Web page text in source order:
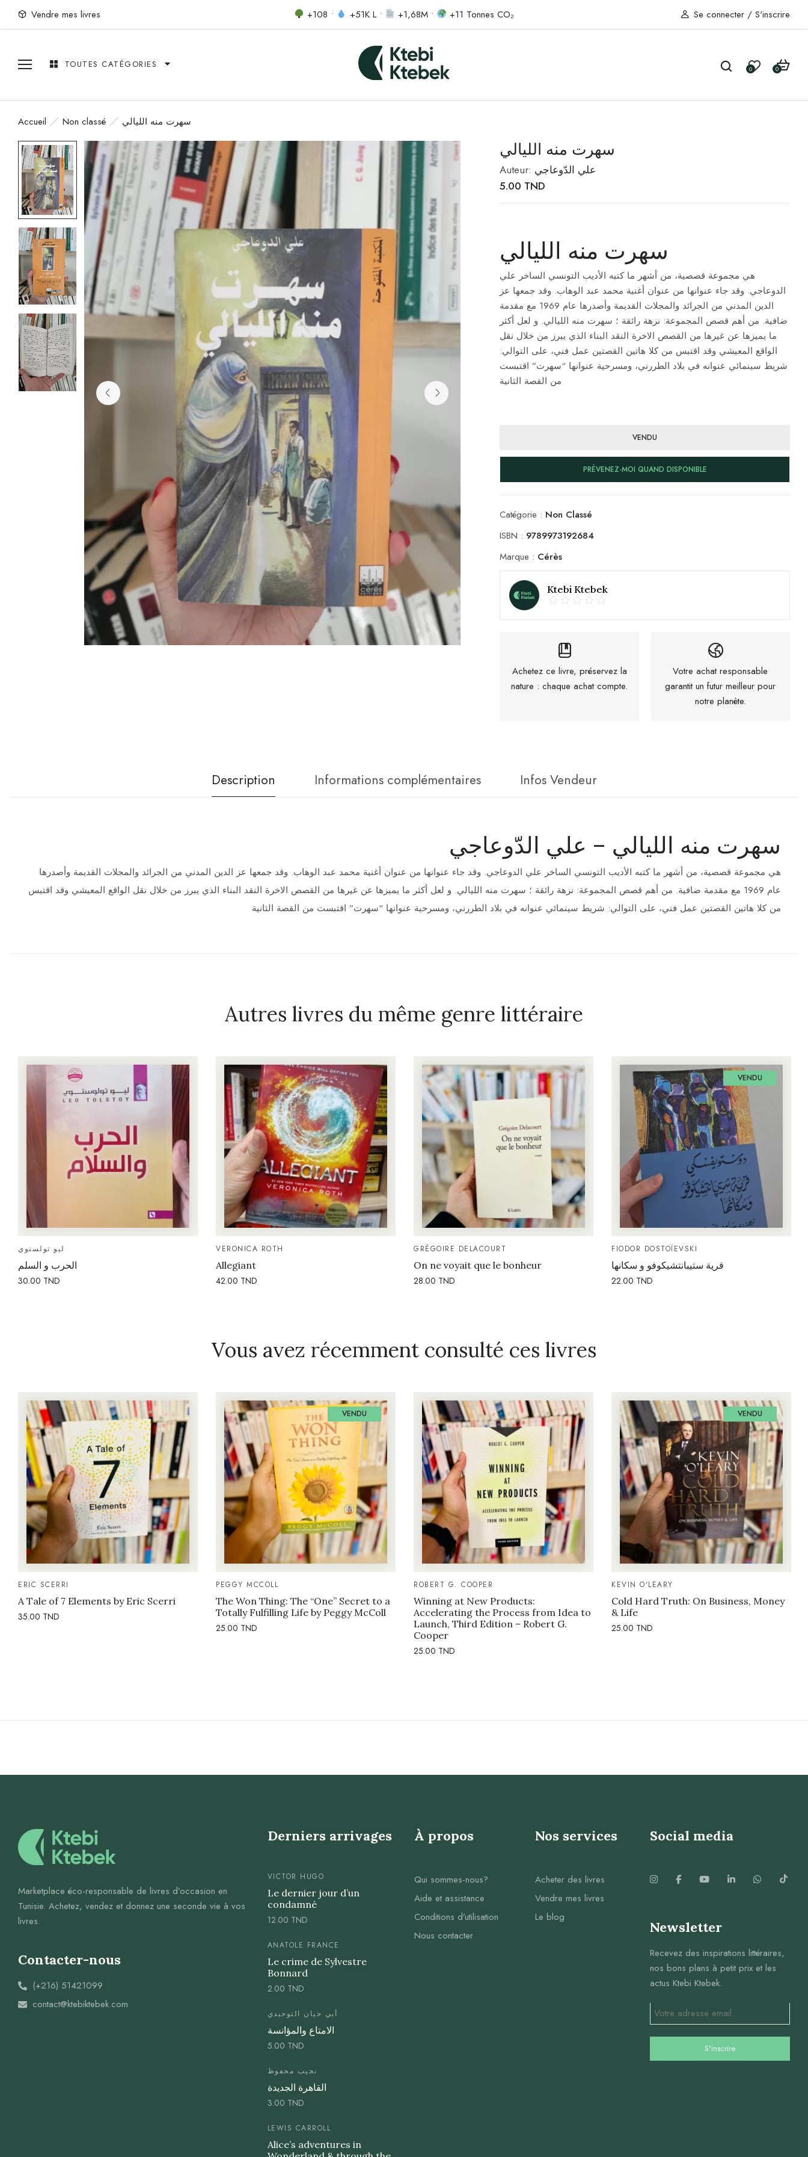
Vendre mes livres +108 • +51K L • +1,68M • +11 Tonnes CO₂ Se connecter / S'inscrire
TOUTES CATÉGORIES 0 0
Accueil Non classé سهرت منه الليالي
سهرت منه الليالي
Auteur: علي الدّوعاجي
5.00 TND
سهرت منه الليالي
هي مجموعة قصصية، من أشهر ما كتبه الأديب التونسي الساخر علي
الدوعاجي. وقد جاء عنوانها من عنوان أغنية محمد عبد الوهاب. وقد جمعها عز
الدين المدني من الجرائد والمجلات القديمة وأصدرها عام 1969 مع مقدمة
ضافية. من أهم قصص المجموعة: نزهة رائقة ؛ سهرت منه الليالي. و لعل أكثر
ما يميزها عن غيرها من القصص الاخرة النقد البناء الذي يبرز من خلال نقل
الواقع المعيشي وقد اقتبس من كلا هاتين القصتين عمل فني، على التوالي:
شريط سينمائي عنوانه في بلاد الطررني، ومسرحية عنوانها “سهرت” اقتبست
من القصة الثانية
VENDU
PRÉVENEZ-MOI QUAND DISPONIBLE
Catégorie : Non Classé
ISBN : 9789973192684
Marque : Cérès
Ktebi Ktebek
Achetez ce livre, préservez la
nature : chaque achat compte.
Votre achat responsable
garantit un futur meilleur pour
notre planète.
Description Informations complémentaires Infos Vendeur
سهرت منه الليالي – علي الدّوعاجي
هي مجموعة قصصية، من أشهر ما كتبه الأديب التونسي الساخر علي الدوعاجي. وقد جاء عنوانها من عنوان أغنية محمد عبد الوهاب. وقد جمعها عز الدين المدني من الجرائد والمجلات القديمة وأصدرها
عام 1969 مع مقدمة ضافية. من أهم قصص المجموعة: نزهة رائقة ؛ سهرت منه الليالي. و لعل أكثر ما يميزها عن غيرها من القصص الاخرة النقد البناء الذي يبرز من خلال نقل الواقع المعيشي وقد اقتبس
من كلا هاتين القصتين عمل فني، على التوالي: شريط سينمائي عنوانه في بلاد الطررني، ومسرحية عنوانها “سهرت” اقتبست من القصة الثانية
Autres livres du même genre littéraire
ليو تولستوي
الحرب و السلم
30.00 TND
VERONICA ROTH
Allegiant
42.00 TND
GRÉGOIRE DELACOURT
On ne voyait que le bonheur
28.00 TND
VENDU
FIODOR DOSTOÏEVSKI
قرية ستيبانتشيكوفو و سكانها
22.00 TND
Vous avez récemment consulté ces livres
ERIC SCERRI
A Tale of 7 Elements by Eric Scerri
35.00 TND
VENDU
PEGGY MCCOLL
The Won Thing: The “One” Secret to a
Totally Fulfilling Life by Peggy McColl
25.00 TND
ROBERT G. COOPER
Winning at New Products:
Accelerating the Process from Idea to
Launch, Third Edition – Robert G.
Cooper
25.00 TND
VENDU
KEVIN O'LEARY
Cold Hard Truth: On Business, Money
& Life
25.00 TND
Marketplace éco-responsable de livres d’occasion en
Tunisie. Achetez, vendez et donnez une seconde vie à vos
livres.
Contacter-nous
(+216) 51421099
contact@ktebiktebek.com
Derniers arrivages
VICTOR HUGO
Le dernier jour d’un
condamné
12.00 TND
ANATOLE FRANCE
Le crime de Sylvestre
Bonnard
2.00 TND
أبي حيان التوحيدي
الامتاع والمؤانسة
5.00 TND
نجيب محفوظ
القاهرة الجديدة
3.00 TND
LEWIS CARROLL
Alice’s adventures in
À propos
Qui sommes-nous?
Aide et assistance
Conditions d’utilisation
Nous contacter
Nos services
Acheter des livres
Vendre mes livres
Le blog
Social media
Newsletter
Recevez des inspirations littéraires,
nos bons plans à petit prix et les
actus Ktebi Ktebek.